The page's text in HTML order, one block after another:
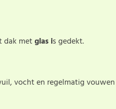
dak metglas is gedekt.
vocht en regelmatig